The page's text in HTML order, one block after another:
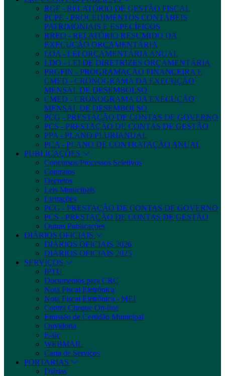
RGF - RELATÓRIO DE GESTÃO FISCAL
PCPE - PROCEDIMENTOS CONTÁBEIS
PATRIMONIAIS E ESPECÍFICOS
RREO - RELATÓRIO RESUMIDO DA
EXECUÇÃO ORÇAMENTÁRIA
LOA - LEI ORÇAMENTÁRIA ANUAL
LDO - LEI DE DIRETRIZES ORÇAMENTÁRIA
PRGFIN - PROGRAMAÇÃO FINANCEIRA E
CMED - CRONOGRAMA DA EXECUÇÃO
MENSAL DE DESEMBOLSO
CMED - CRONOGRAMA DA EXECUÇÃO
MENSAL DE DESEMBOLSO
PCG - PRESTAÇÃO DE CONTAS DE GOVERNO
PCS - PRESTAÇÃO DE CONTAS DE GESTÃO
PPA - PLANO PLURIANUAL
PCA - PLANO DE CONTRATAÇÃO ANUAL
PUBLICAÇÕES
Concursos/Processos Seletivos
Contratos
Decretos
Leis Municipais
Licitações
PCG - PRESTAÇÃO DE CONTAS DE GOVERNO
PCS - PRESTAÇÃO DE CONTAS DE GESTÃO
Outras Publicações
DIÁRIOS OFICIAIS
DIÁRIOS OFICIAIS 2026
DIÁRIOS OFICIAIS 2025
SERVIÇOS
IPTU
Documentos para CRC
Nota Fiscal Eletrônica
Nota Fiscal Eletrônica - MEI
Contra Cheque On-line
Emissão de Certidão Municipal
Ouvidoria
E-sic
WEBMAIL
Carta de Serviços
PORTARIAS
Diárias